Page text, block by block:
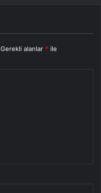
Gerekli alanlar * ile